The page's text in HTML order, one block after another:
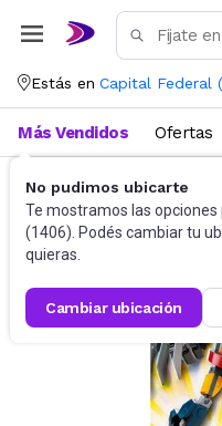
Estás en Capital Federal
No pudimos ubicarte
Te mostramos las opciones
(1406). Podés cambiar tu
quieras.
cambiar ubicación
Más Vendidos Ofertas
Juguetes y Juegos